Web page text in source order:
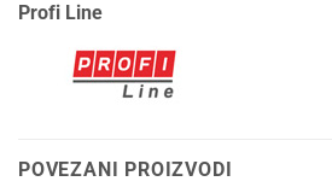
Profi Line
POVEZANI PROIZVODI